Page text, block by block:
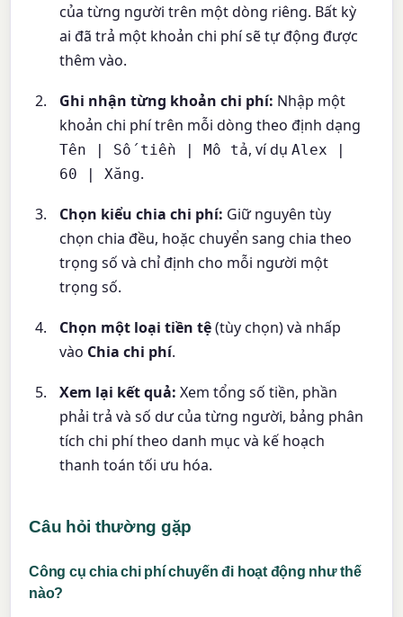
của từng người trên một dòng riêng. Bất kỳ
ai đã trả một khoản chi phí sẽ tự động được
thêm vào.
Ghi nhận từng khoản chi phí: Nhập một
khoản chi phí trên mỗi dòng theo định dạng
Tên | Số tiền | Mô tả, ví dụAlex |
60 | Xăng.
Chọn kiểu chia chi phí: Giữ nguyên tùy
chọn chia đều, hoặc chuyển sang chia theo
trọng số và chỉ định cho mỗi người một
trọng số.
Chọn một loại tiền tệ(tùy chọn) và nhấp
vào Chia chi phí.
Xem lại kết quả: Xem tổng số tiền, phần
phải trả và số dư của từng người, bảng phân
tích chi phí theo danh mục và kế hoạch
thanh toán tối ưu hóa.
Câu hỏi thường gặp
Công cụ chia chi phí chuyến đi hoạt động như thế
nào?